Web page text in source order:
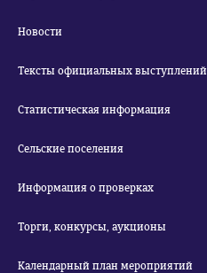
Новости
Тексты официальных выступлений
Статистическая информация
Сельские поселения
Информация о проверках
Торги, конкурсы, аукционы
Календарный план мероприятий